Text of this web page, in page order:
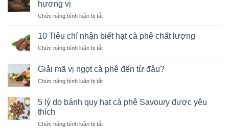
phê
A
Z
người
hương vị
Chức năng bình luận bị tắtở
dẫn
xay
phê
nhà
giữ
vị
10 Tiêu chí nhận biết hạt cà phê chất lượng
Chức năng bình luận bị tắtở
Tiêu
chí
nhận
hạt
cà
chất
Giải mã vị ngọt cà phê đến từ đâu?
Chức năng bình luận bị tắtở
vị
cà
5 lý do bánh quy hạt cà phê Savoury được yêu
thích
Chức năng bình luận bị tắtở